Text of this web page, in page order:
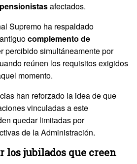
afectados.
Supremo ha respaldado
complemento de
percibido simultáneamente por
reúnen los requisitos exigidos
momento.
han reforzado la idea de que
vinculadas a este
quedar limitadas por
de la Administración.
los jubilados que creen